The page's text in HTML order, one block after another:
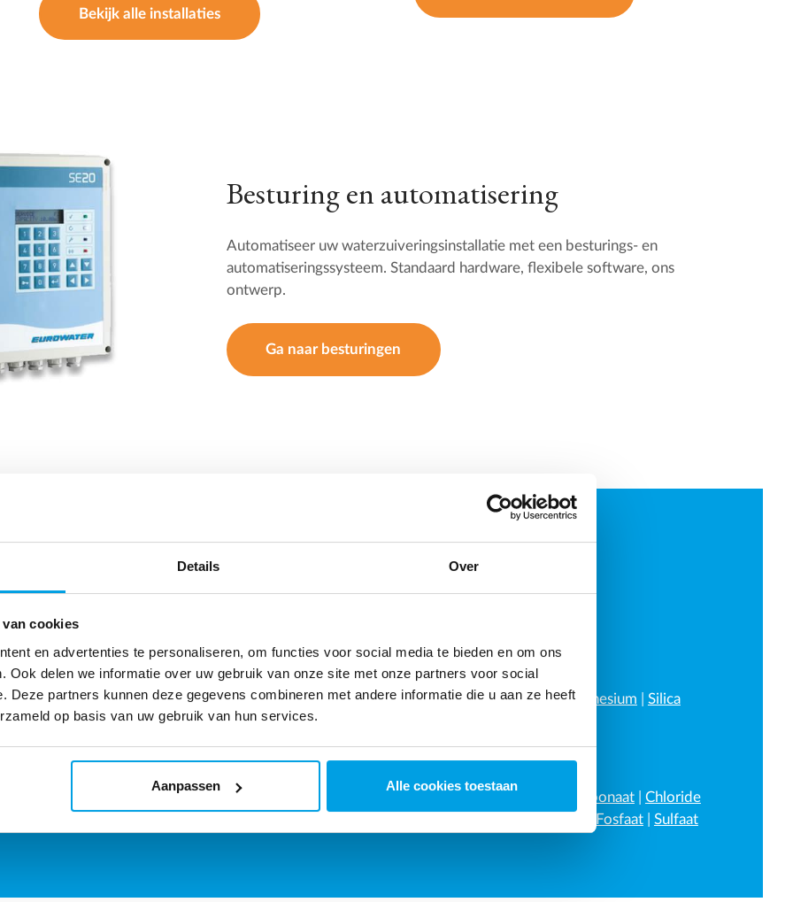
Details Over
cookies
en advertenties te personaliseren, om functies voor social media te bieden en om ons
Ook delen we informatie over uw gebruik van onze site met onze partners voor social
Deze partners kunnen deze gegevens combineren met andere informatie die u aan ze heeft
op basis van uw gebruik van hun services.
Aanpassen Alle cookies toestaan
Bekijk alle installaties
Besturing en automatisering
Automatiseer uw waterzuiveringsinstallatie met een besturings- en
automatiseringssysteem. Standaard hardware, flexibele software, ons
ontwerp.
Ga naar besturingen
wilt verwijderen.
GASSEN
Kooldioxide|Zuurstof |Stikstof
HARDHEID
Calcium |Kalkaanslag|Magnesium Silica
ORGANISCHE STOFFEN
Organisch oplosmidddel Pesticiden
ZOUTEN
Bicarbonaat| Chloride
Fosfaat| Sulfaat